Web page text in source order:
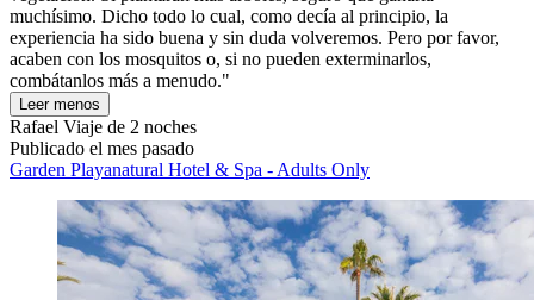
muchísimo. Dicho todo lo cual, como decía al principio, la
experiencia ha sido buena y sin duda volveremos. Pero por favor,
acaben con los mosquitos o, si no pueden exterminarlos,
combátanlos más a menudo."
Leer menos
Rafael Viaje de 2 noches
Publicado el mes pasado
Garden Playanatural Hotel & Spa - Adults Only